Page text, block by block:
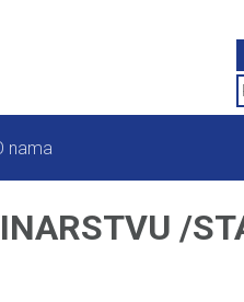
nama
/